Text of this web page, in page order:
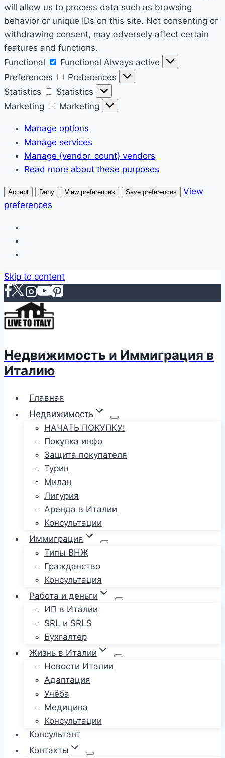
will allow us to process data such as browsing
behavior or unique IDs on this site. Not consenting or
withdrawing consent, may adversely affect certain
features and functions.
Functional
Functional Always active
Preferences
Preferences
Statistics
Statistics
Marketing
Marketing
Manage options
Manage services
Manage {vendor_count} vendors
Read more about these purposes
Accept Deny View preferences Save preferences
View
preferences
Skip to content
Недвижимость и Иммиграция в
Италию
Главная
Недвижимость
НАЧАТЬ ПОКУПКУ!
Покупка инфо
Защита покупателя
Турин
Милан
Лигурия
Аренда в Италии
Консультации
Иммиграция
Типы ВНЖ
Гражданство
Консультация
Работа и деньги
ИП в Италии
SRL и SRLS
Бухгалтер
Жизнь в Италии
Новости Италии
Адаптация
Учёба
Медицина
Консультации
Консультант
Контакты